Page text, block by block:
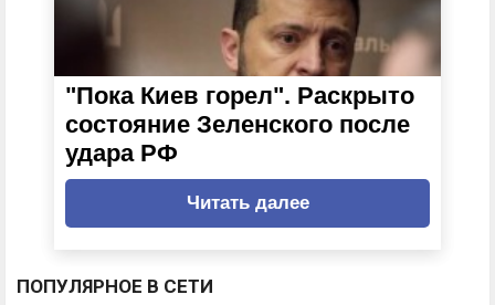
"Пока Киев горел". Раскрыто
состояние Зеленского после
удара РФ
Читать далее
ПОПУЛЯРНОЕ В СЕТИ